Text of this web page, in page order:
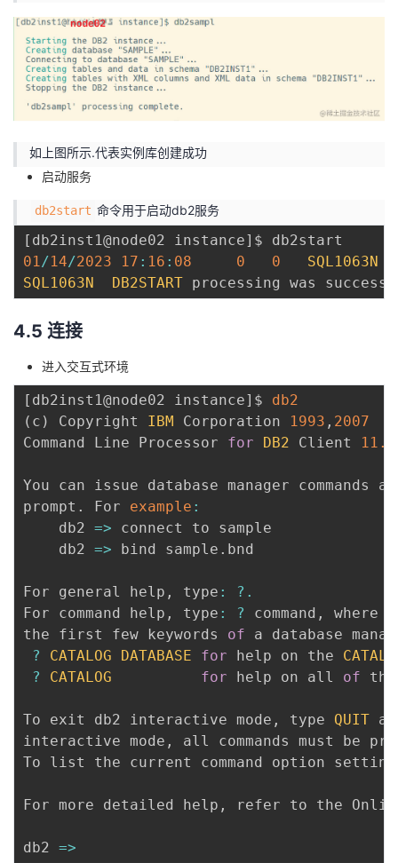
如上图所示.代表实例库创建成功
启动服务
db2start 命令用于启动db2服务
[ db2inst1@node02 instance]
01/14/2023 17 : 16 : 08 0 0 SQL1063N
SQL1063N
DB2START processing was
4.5 连接
进入交互式环境
[ db2inst1@node02 instance] $ db2
( c ) Copyright IBM Corporation 1993 , 2007
Command Line Processor for DB2 Client 11.5
You can issue database manager commands
prompt . For example :
db2 => connect to sample
db2 => bind sample . bnd
For general help , type :
?.
For command help , type : ? command ,
where
the first few keywords of a database
?
CATALOG DATABASE for help on the
?
CATALOG for help on all of
To exit db2 interactive mode , type QUIT at
interactive mode ,
all commands must be
To list the current command option
For more detailed help , refer to the
db2 =>